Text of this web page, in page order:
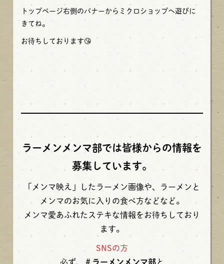
トップページ右側のバナーからミクロショップへ遊びに
きてね。
お待ちしております😘
ラーメンメンマ部では皆様からの情報を
募集しています。
「メンマ映え」したラーメン画像や、ラーメンと
メンマのお気に入りの食べ方などなど。
メンマ愛あふれたステキな情報をお待ちしており
ます。
SNSの方
必ず、
＃ラーメンメンマ部と